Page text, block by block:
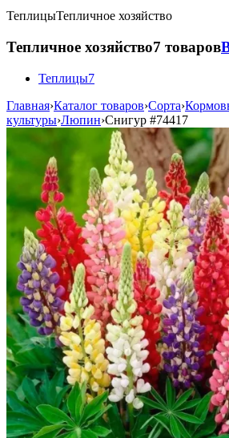
ТеплицыТепличное хозяйство
Тепличное хозяйство7 товаров
Теплицы7
Главная›Каталог товаров›Сорта›
культуры›Люпин›Снигур #74417